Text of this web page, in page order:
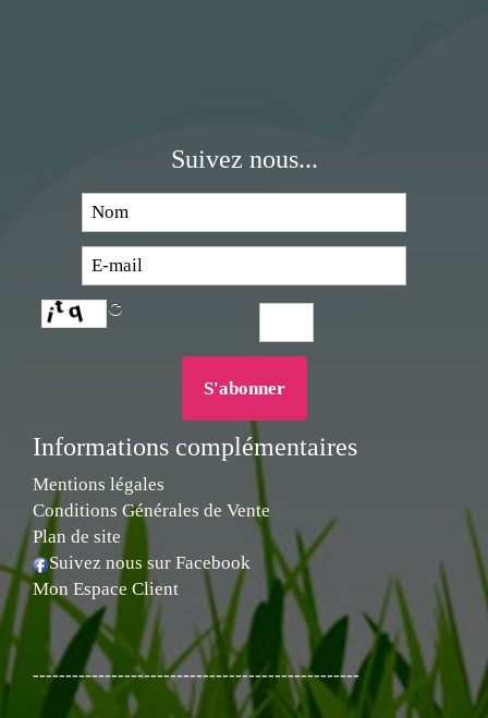
Suivez nous...
Informations complémentaires
Mentions légales
Conditions Générales de Vente
Plan de site
Suivez nous sur Facebook
Mon Espace Client
--------------------------------------------------